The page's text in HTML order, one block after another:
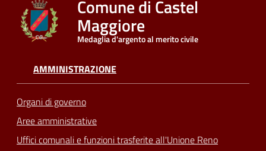
Seguici
Comune di Castel
Maggiore
Medaglia d'argento al merito civile
AMMINISTRAZIONE
Organi di governo
Aree amministrative
Uffici comunali e funzioni trasferite all'Unione Reno